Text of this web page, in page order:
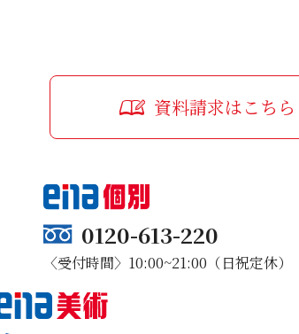
資料請求はこちら
0120-613-220
〈受付時間〉10:00~21:00（日祝定休）